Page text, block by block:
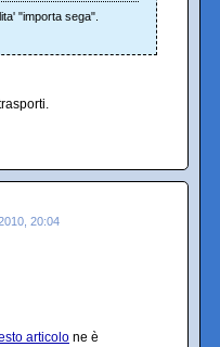
"importa sega".
20:04
articolo ne è